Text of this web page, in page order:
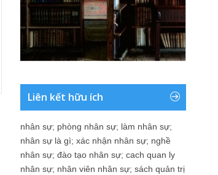
Liên kết hữu ích
nhân sự; phòng nhân sự; làm nhân sự;
nhân sự là gì; xác nhận nhân sự; nghề
nhân sự; đào tạo nhân sự; cach quan ly
nhân sự; nhân viên nhân sự; sách quản trị